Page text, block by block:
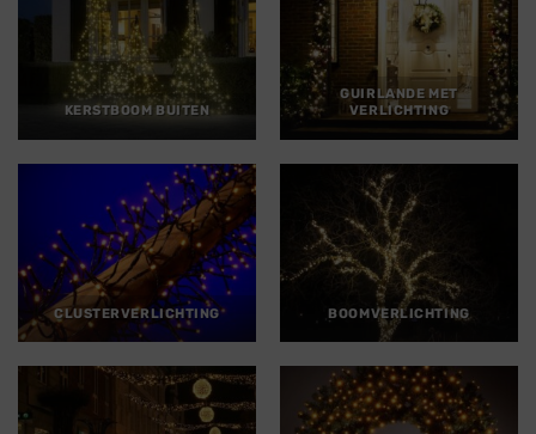
KERSTBOOM BUITEN
GUIRLANDE MET
VERLICHTING
CLUSTERVERLICHTING BOOMVERLICHTING